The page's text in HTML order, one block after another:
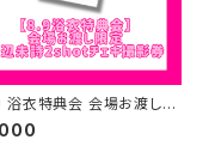
浴衣特典会 会場お渡し限
辺未詩 2shotチェキ撮影
送はいたしません